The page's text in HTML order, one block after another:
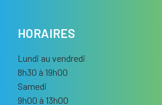
HORAIRES
Lundi au vendredi
8h30 à 19h00
Samedi
9h00 à 13h00